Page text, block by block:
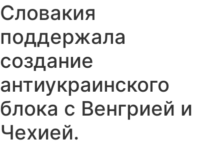
Словакия
поддержала
создание
антиукраинского
блока с Венгрией и
Чехией.